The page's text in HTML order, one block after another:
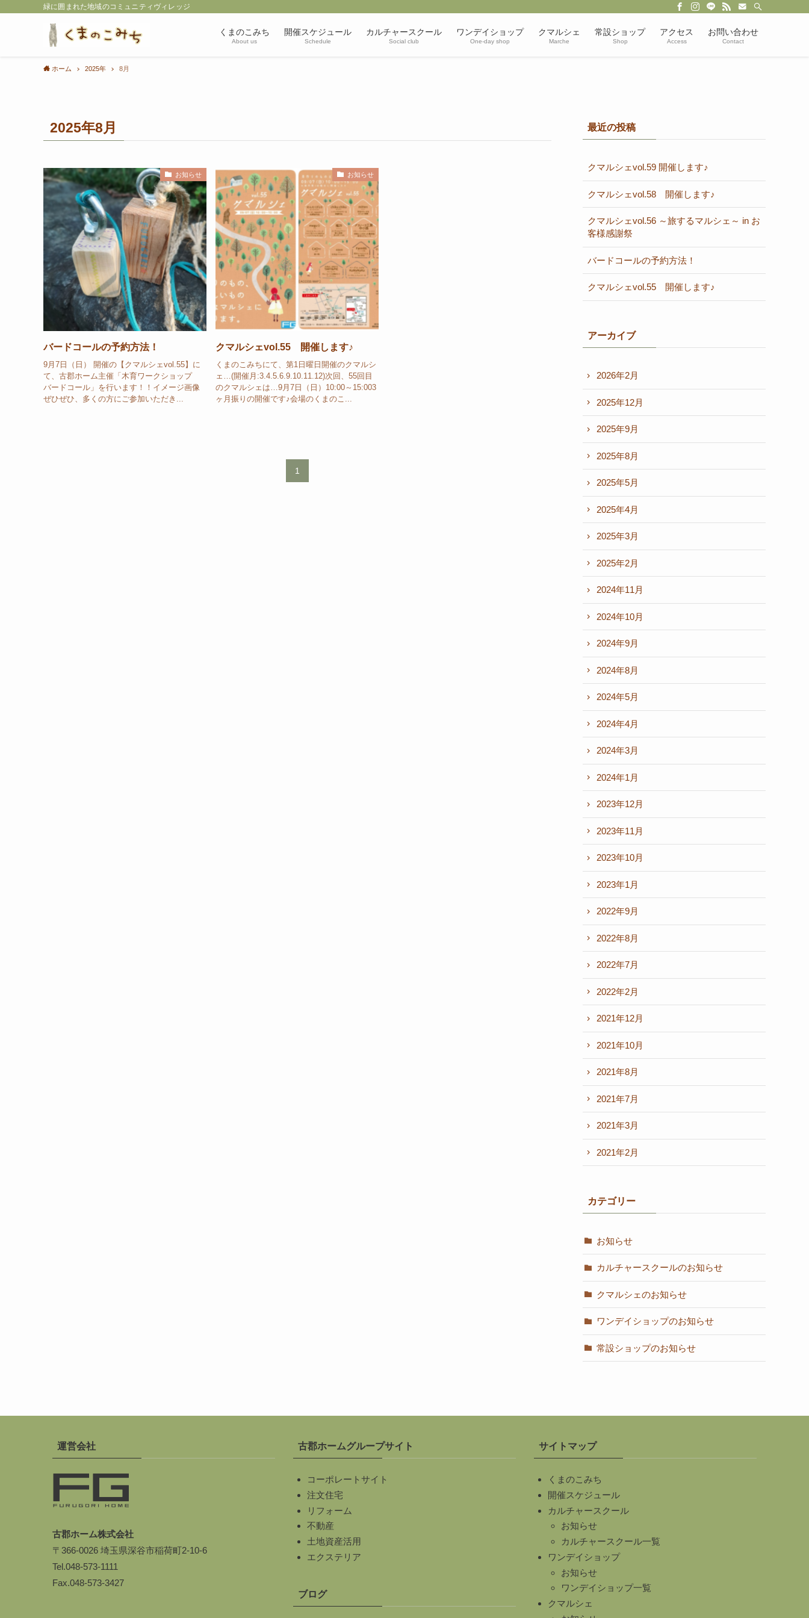
緑に囲まれた地域のコミュニティヴィレッジ
くまのこみち
About us
開催スケジュール
Schedule
カルチャースクール
Social club
ワンデイショップ
One-day shop
クマルシェ
Marche
常設ショップ
Shop
アクセス
Access
お問い合わせ
Contact
ホーム 2025年 8月
2025年8月
お知らせ
バードコールの予約方法！
9月7日（日） 開催の【クマルシェvol.55】に
て、古郡ホーム主催「木育ワークショップ
バードコール」を行います！！イメージ画像
ぜひぜひ、多くの方にご参加いただき...
お知らせ
クマルシェvol.55 開催します♪
くまのこみちにて、第1日曜日開催のクマルシ
ェ…(開催月:3.4.5.6.9.10.11.12)次回、55回目
のクマルシェは…9月7日（日）10:00～15:003
ヶ月振りの開催です♪会場のくまのこ...
1
最近の投稿
クマルシェvol.59 開催します♪
クマルシェvol.58 開催します♪
クマルシェvol.56 ～旅するマルシェ～ in お
客様感謝祭
バードコールの予約方法！
クマルシェvol.55 開催します♪
アーカイブ
2026年2月
2025年12月
2025年9月
2025年8月
2025年5月
2025年4月
2025年3月
2025年2月
2024年11月
2024年10月
2024年9月
2024年8月
2024年5月
2024年4月
2024年3月
2024年1月
2023年12月
2023年11月
2023年10月
2023年1月
2022年9月
2022年8月
2022年7月
2022年2月
2021年12月
2021年10月
2021年8月
2021年7月
2021年3月
2021年2月
カテゴリー
お知らせ
カルチャースクールのお知らせ
クマルシェのお知らせ
ワンデイショップのお知らせ
常設ショップのお知らせ
運営会社
古郡ホーム株式会社
〒366-0026 埼玉県深谷市稲荷町2-10-6
Tel.048-573-1111
Fax.048-573-3427
古郡ホームグループサイト
コーポレートサイト
注文住宅
リフォーム
不動産
土地資産活用
エクステリア
ブログ
サイトマップ
くまのこみち
開催スケジュール
カルチャースクール
お知らせ
カルチャースクール一覧
ワンデイショップ
お知らせ
ワンデイショップ一覧
クマルシェ